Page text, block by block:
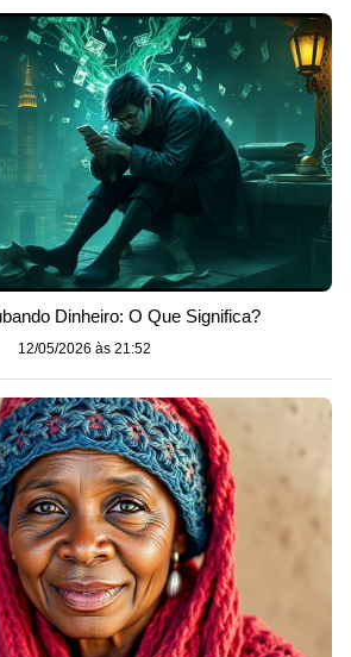
Dinheiro: O Que Significa?
12/05/2026 às 21:52